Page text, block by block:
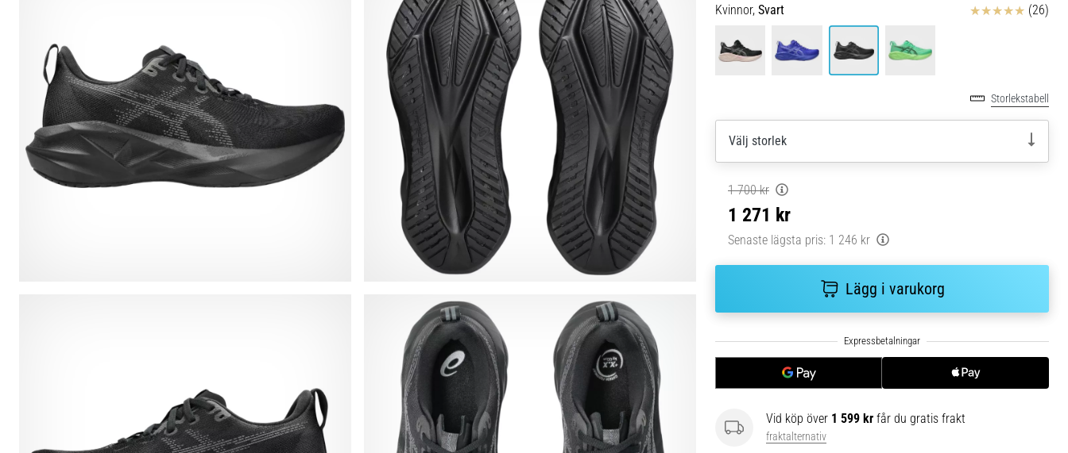
Kvinnor, Svart Recensioner (26)
Storlekstabell
Välj storlek
1 700 kr
1 271 kr
Senaste lägsta pris: 1 246 kr
Lägg i varukorg
Vid köp över 1 599 kr får du gratis frakt
fraktalternativ